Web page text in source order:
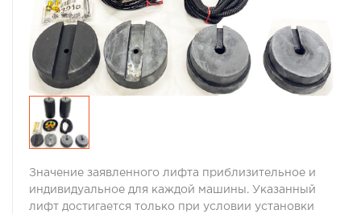
Значение заявленного лифта приблизительное и
индивидуальное для каждой машины. Указанный
лифт достигается только при условии установки